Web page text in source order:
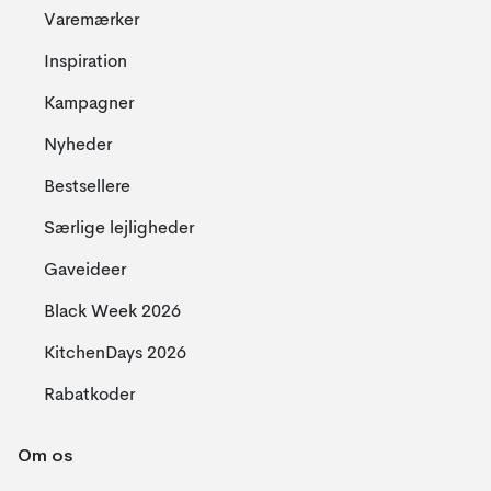
Varemærker
Inspiration
Kampagner
Nyheder
Bestsellere
Særlige lejligheder
Gaveideer
Black Week 2026
KitchenDays 2026
Rabatkoder
Om os